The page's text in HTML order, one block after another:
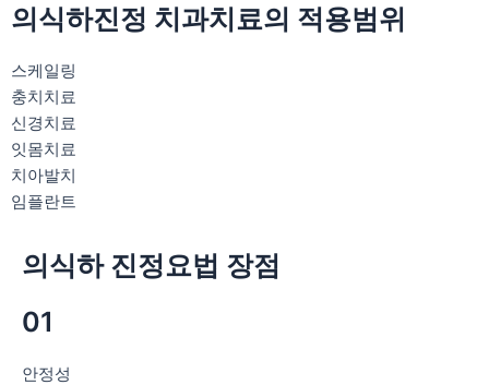
의식하진정 치과치료의 적용범위
스케일링
충치치료
신경치료
잇몸치료
치아발치
임플란트
의식하 진정요법 장점
01
안정성